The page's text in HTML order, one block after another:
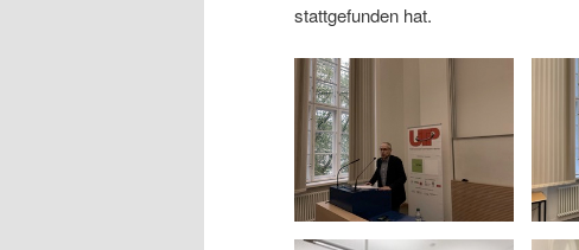
stattgefunden hat.